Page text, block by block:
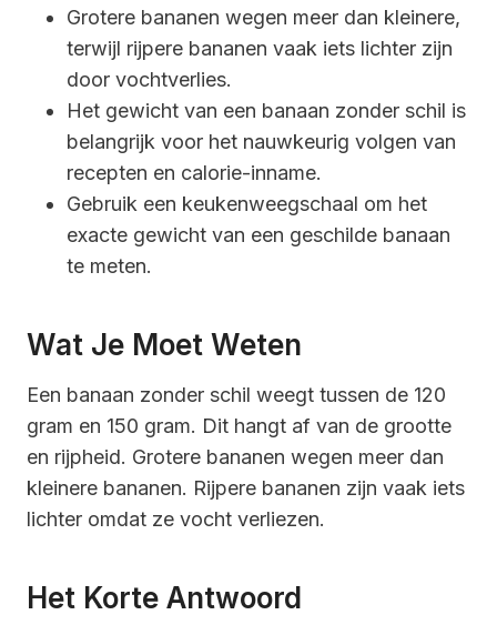
Grotere bananen wegen meer dan kleinere,
terwijl rijpere bananen vaak iets lichter zijn
door vochtverlies.
Het gewicht van een banaan zonder schil is
belangrijk voor het nauwkeurig volgen van
recepten en calorie-inname.
Gebruik een keukenweegschaal om het
exacte gewicht van een geschilde banaan
te meten.
Wat Je Moet Weten
Een banaan zonder schil weegt tussen de 120
gram en 150 gram. Dit hangt af van de grootte
en rijpheid. Grotere bananen wegen meer dan
kleinere bananen. Rijpere bananen zijn vaak iets
lichter omdat ze vocht verliezen.
Het Korte Antwoord